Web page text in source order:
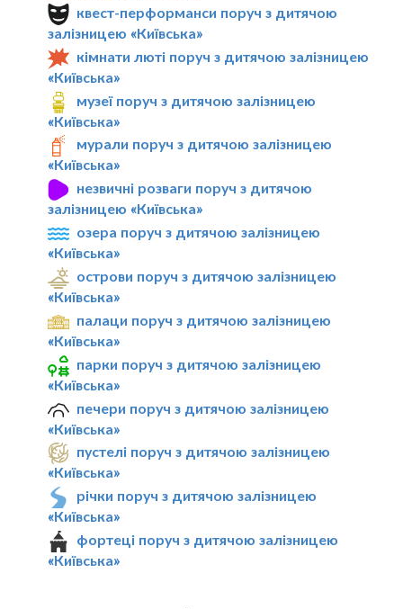
квест-перформанси поруч з дитячою
залізницею «Київська»
кімнати люті поруч з дитячою залізницею
«Київська»
музеї поруч з дитячою залізницею
«Київська»
мурали поруч з дитячою залізницею
«Київська»
незвичні розваги поруч з дитячою
залізницею «Київська»
озера поруч з дитячою залізницею
«Київська»
острови поруч з дитячою залізницею
«Київська»
палаци поруч з дитячою залізницею
«Київська»
парки поруч з дитячою залізницею
«Київська»
печери поруч з дитячою залізницею
«Київська»
пустелі поруч з дитячою залізницею
«Київська»
річки поруч з дитячою залізницею
«Київська»
фортеці поруч з дитячою залізницею
«Київська»